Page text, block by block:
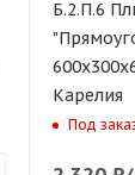
Б.2.П.6
Карелия
Под